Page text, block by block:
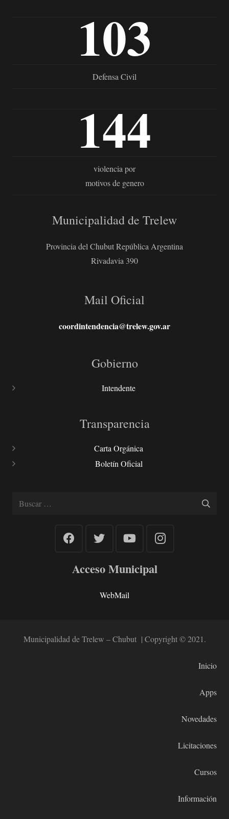
103
Defensa Civil
144
violencia por
motivos de genero
Municipalidad de Trelew
Provincia del Chubut República Argentina
Rivadavia 390
Mail Oficial
coordintendencia@trelew.gov.ar
Gobierno
Intendente
Transparencia
Carta Orgánica
Boletín Oficial
Acceso Municipal
WebMail
Municipalidad de Trelew – Chubut | Copyright © 2021.
Inicio
Apps
Novedades
Licitaciones
Cursos
Información